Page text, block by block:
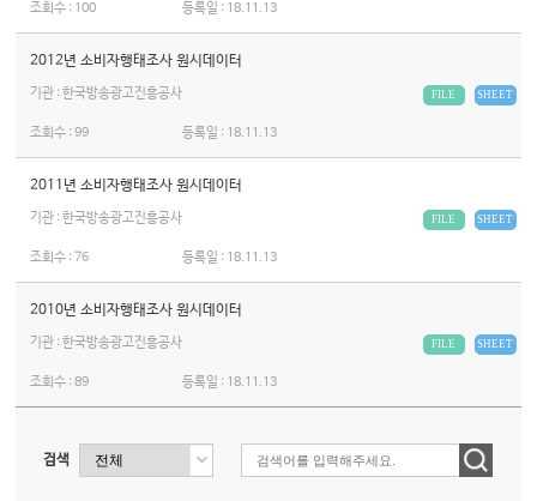
조회수 : 100 등록일 : 18.11.13
2012년 소비자행태조사 원시데이터
기관 : 한국방송광고진흥공사 SHEET
FILE
조회수 :99 등록일 : 18.11.13
2011년 소비자행태조사 원시데이터
기관 : 한국방송광고진흥공사 SHEET
FILE
조회수 :76 등록일 : 18.11.13
2010년 소비자행태조사 원시데이터
기관 : 한국방송광고진흥공사 SHEET
FILE
조회수 :89 등록일 : 18.11.13
검색